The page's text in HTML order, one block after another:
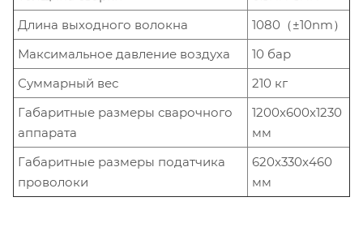
Длина выходного волокна
1080（±10nm）
Максимальное давление воздуха
10 бар
Суммарный вес
210 кг
Габаритные размеры сварочного
аппарата
1200x600x1230
мм
Габаритные размеры податчика
проволоки
620x330x460
мм